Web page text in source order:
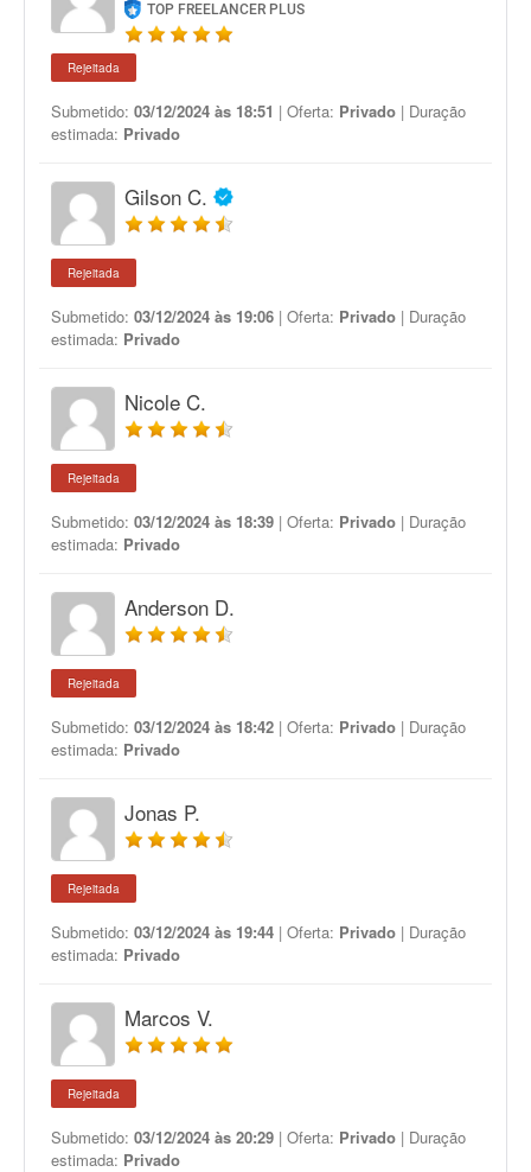
TOP FREELANCER PLUS
Rejeitada
Submetido: 03/12/2024 às 18:51 | Oferta: Privado | Duração
estimada: Privado
Gilson C.
Rejeitada
Submetido: 03/12/2024 às 19:06 | Oferta: Privado | Duração
estimada: Privado
Nicole C.
Rejeitada
Submetido: 03/12/2024 às 18:39 | Oferta: Privado | Duração
estimada: Privado
Anderson D.
Rejeitada
Submetido: 03/12/2024 às 18:42 | Oferta: Privado | Duração
estimada: Privado
Jonas P.
Rejeitada
Submetido: 03/12/2024 às 19:44 | Oferta: Privado | Duração
estimada: Privado
Marcos V.
Rejeitada
Submetido: 03/12/2024 às 20:29 | Oferta: Privado | Duração
estimada: Privado